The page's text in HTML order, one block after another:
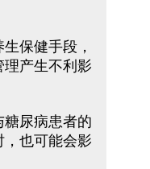
保健手段，
产生不利影
尿病患者的
也可能会影